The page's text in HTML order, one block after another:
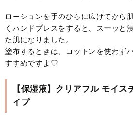
ローションを手のひらに広げてから
くハンドプレスをすると、スーッと
た肌になりました。
塗布するときは、コットンを使わず
すすめですよ♡
【保湿液】クリアフル モイス
イプ